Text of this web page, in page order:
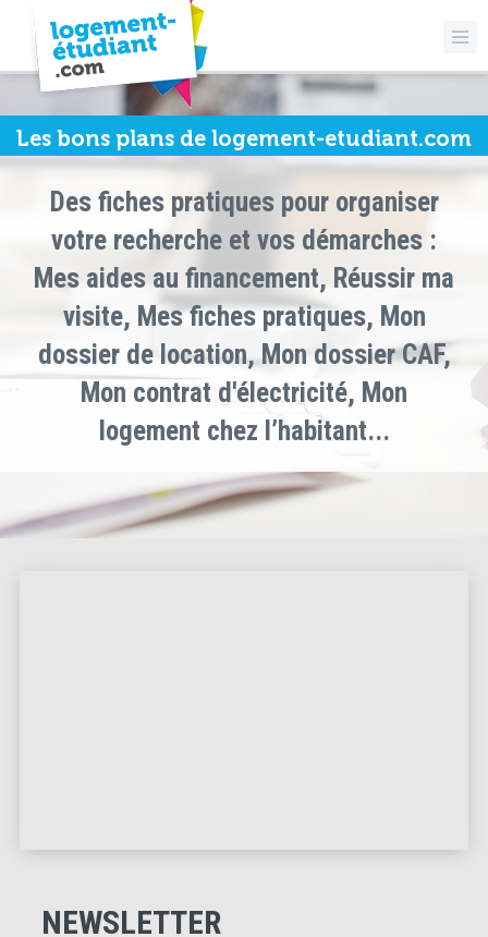
Les bons plans de logement-etudiant.com
Des fiches pratiques pour organiser
votre recherche et vos démarches :
Mes aides au financement, Réussir ma
visite, Mes fiches pratiques, Mon
dossier de location, Mon dossier CAF,
Mon contrat d'électricité, Mon
logement chez l’habitant...
NEWSLETTER